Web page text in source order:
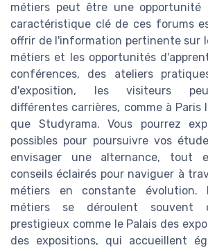
métiers peut être une opportunité
caractéristique clé de ces forums
offrir de l'information pertinente sur
métiers et les opportunités
conférences, des ateliers
d'exposition, les visiteurs
différentes carrières, comme à Paris
que Studyrama. Vous pourrez
possibles pour poursuivre vos
envisager une alternance, tout
conseils éclairés pour naviguer à
métiers en constante évolution.
métiers se déroulent souvent
prestigieux comme le Palais des
des expositions, qui accueillent